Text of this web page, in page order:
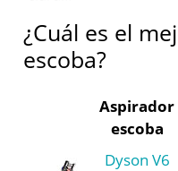
¿Cuál es el
escoba?
Aspirador
escoba
Dyson V6